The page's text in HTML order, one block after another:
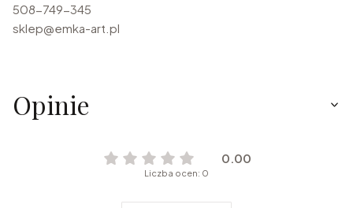
508-749-345
sklep@emka-art.pl
Opinie
0.00
Liczba ocen: 0